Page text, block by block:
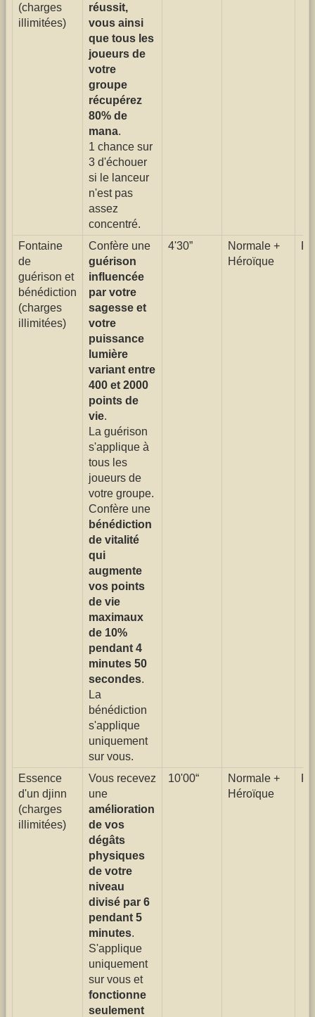
(charges
illimitées)
réussit,
vous ainsi
que tous les
joueurs de
votre
groupe
récupérez
80% de
mana.
1 chance sur
3 d'échouer
si le lanceur
n'est pas
assez
concentré.
Fontaine
de
guérison et
bénédiction
(charges
illimitées)
Confère une
guérison
influencée
par votre
sagesse et
votre
puissance
lumière
variant entre
400 et 2000
points de
vie.
La guérison
s'applique à
tous les
joueurs de
votre groupe.
Confère une
bénédiction
de vitalité
qui
augmente
vos points
de vie
maximaux
de 10%
pendant 4
minutes 50
secondes.
La
bénédiction
s'applique
uniquement
sur vous.
4'30”
Normale +
Héroïque
Essence
d'un djinn
(charges
illimitées)
Vous recevez
une
amélioration
de vos
dégâts
physiques
de votre
niveau
divisé par 6
pendant 5
minutes.
S'applique
uniquement
sur vous et
fonctionne
seulement
10'00“
Normale +
Héroïque